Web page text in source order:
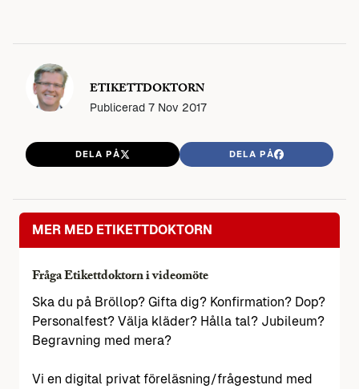
ETIKETTDOKTORN
Publicerad 7 Nov 2017
DELA PÅ DELA PÅ
MER MED ETIKETTDOKTORN
Fråga Etikettdoktorn i videomöte
Ska du på Bröllop? Gifta dig? Konfirmation? Dop?
Personalfest? Välja kläder? Hålla tal? Jubileum?
Begravning med mera?
Vi en digital privat föreläsning/frågestund med